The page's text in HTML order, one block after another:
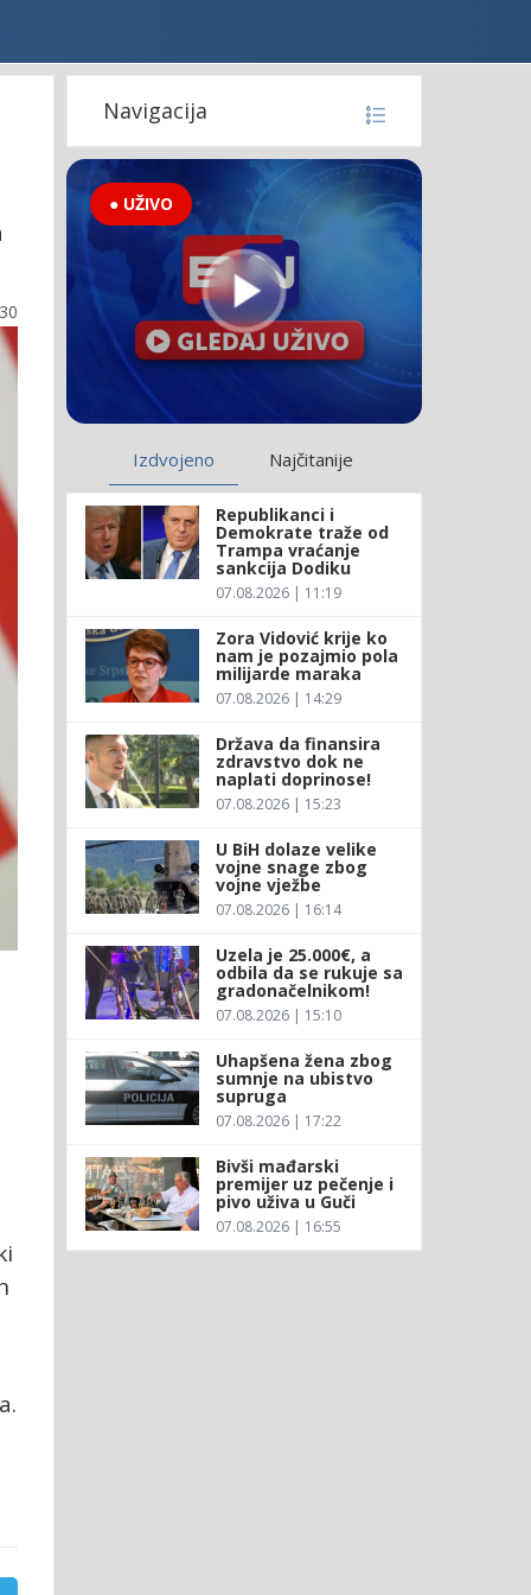
Navigacija
● UŽIVO
Izdvojeno Najčitanije
Republikanci i
Demokrate traže od
Trampa vraćanje
sankcija Dodiku
07.08.2026 | 11:19
Zora Vidović krije ko
nam je pozajmio pola
milijarde maraka
07.08.2026 | 14:29
Država da finansira
zdravstvo dok ne
naplati doprinose!
07.08.2026 | 15:23
U BiH dolaze velike
vojne snage zbog
vojne vježbe
07.08.2026 | 16:14
Uzela je 25.000€, a
odbila da se rukuje sa
gradonačelnikom!
07.08.2026 | 15:10
Uhapšena žena zbog
sumnje na ubistvo
supruga
07.08.2026 | 17:22
Bivši mađarski
premijer uz pečenje i
pivo uživa u Guči
07.08.2026 | 16:55